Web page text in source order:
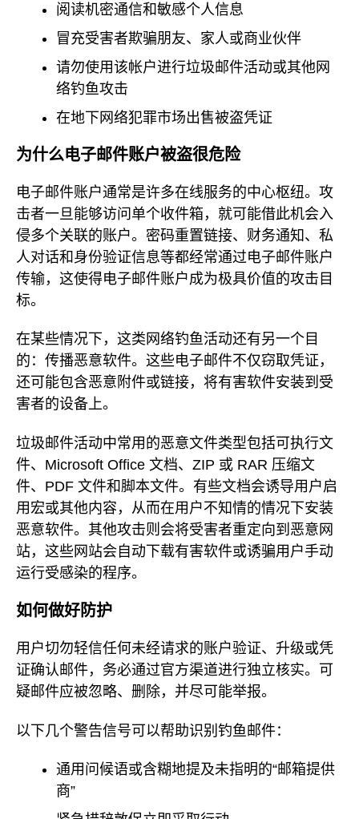
阅读机密通信和敏感个人信息
冒充受害者欺骗朋友、家人或商业伙伴
请勿使用该帐户进行垃圾邮件活动或其他网
络钓鱼攻击
在地下网络犯罪市场出售被盗凭证
为什么电子邮件账户被盗很危险
电子邮件账户通常是许多在线服务的中心枢纽。攻
击者一旦能够访问单个收件箱，就可能借此机会入
侵多个关联的账户。密码重置链接、财务通知、私
人对话和身份验证信息等都经常通过电子邮件账户
传输，这使得电子邮件账户成为极具价值的攻击目
标。
在某些情况下，这类网络钓鱼活动还有另一个目
的：传播恶意软件。这些电子邮件不仅窃取凭证，
还可能包含恶意附件或链接，将有害软件安装到受
害者的设备上。
垃圾邮件活动中常用的恶意文件类型包括可执行文
件、Microsoft Office 文档、ZIP 或 RAR 压缩文
件、PDF 文件和脚本文件。有些文档会诱导用户启
用宏或其他内容，从而在用户不知情的情况下安装
恶意软件。其他攻击则会将受害者重定向到恶意网
站，这些网站会自动下载有害软件或诱骗用户手动
运行受感染的程序。
如何做好防护
用户切勿轻信任何未经请求的账户验证、升级或凭
证确认邮件，务必通过官方渠道进行独立核实。可
疑邮件应被忽略、删除，并尽可能举报。
以下几个警告信号可以帮助识别钓鱼邮件：
通用问候语或含糊地提及未指明的“邮箱提供
商”